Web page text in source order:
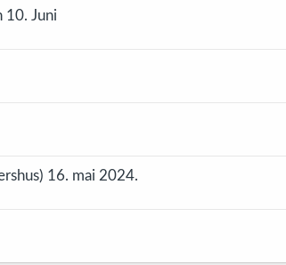
10. Juni
16. mai 2024.